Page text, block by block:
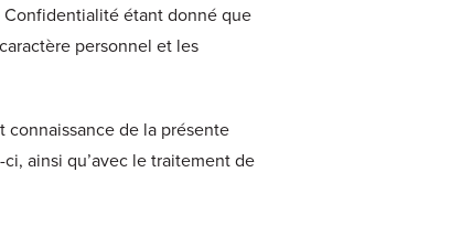
étant donné que
personnel et les
connaissance de la présente
ainsi qu’avec le traitement de